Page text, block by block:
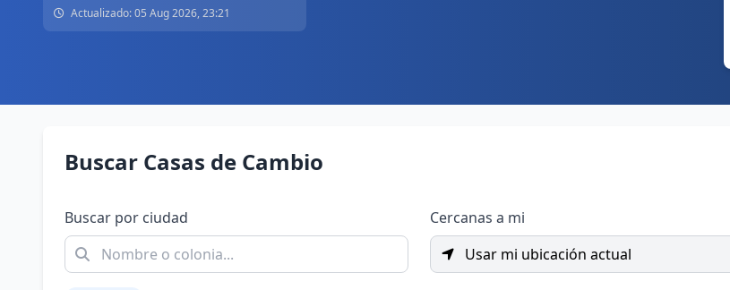
Actualizado: 05 Aug 2026, 23:21
Buscar Casas de Cambio
Buscar por ciudad
Cercanas a mi
Usar mi ubicación actual